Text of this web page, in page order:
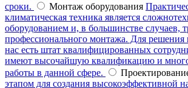
сроки.
Монтаж оборудования
климатическая техника является
оборудованием и, в большинстве случаев,
профессионального монтажа. Для решения
нас есть штат квалифицированных
имеют высочайшую квалификацию и
работы в данной сфере.
этапом для создания высокоэффективной